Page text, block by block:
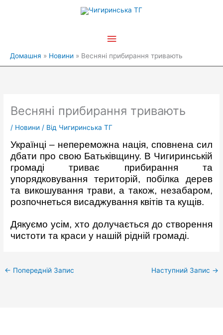
Головне
Домашня Новини Весняні прибирання тривають
Весняні прибирання тривають
/ Новини / Від Чигиринська ТГ
Українці – непереможна нація, сповнена сил
дбати про свою Батьківщину. В Чигиринській
громаді триває прибирання та
упорядковування територій, побілка дерев
та викошування трави, а також, незабаром,
розпочнеться висаджування квітів та кущів.
Дякуємо усім, хто долучається до створення
чистоти та краси у нашій рідній громаді.
← Попередній Запис Наступний Запис →